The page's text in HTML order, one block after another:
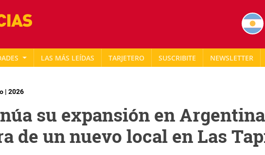
LAS MÁS LEÍDAS TARJETERO NEWSLETTER
| 2026
su expansión en Argentina
de un nuevo local en Las